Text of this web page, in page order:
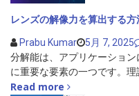
レンズの解像力を算出する方
Prabu Kumar 5月 7, 2025
分解能は、アプリケーショ
に重要な要素の一つです。
Read more